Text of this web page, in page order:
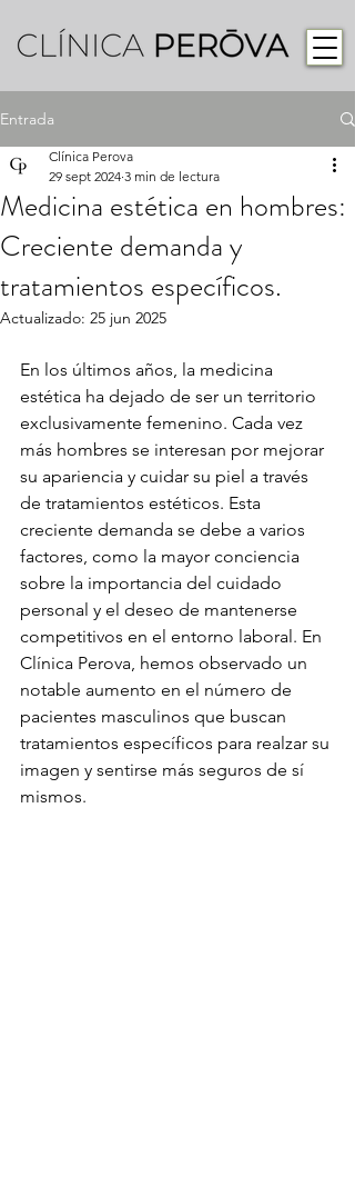
Entrada
Medicina estética en hombres:
Creciente demanda y
tratamientos específicos.
Clínica Perova
29 sept 2024 3 min de lectura
Actualizado: 25 jun 2025
En los últimos años, la medicina
estética ha dejado de ser un territorio
exclusivamente femenino. Cada vez
más hombres se interesan por mejorar
su apariencia y cuidar su piel a través
de tratamientos estéticos. Esta
creciente demanda se debe a varios
factores, como la mayor conciencia
sobre la importancia del cuidado
personal y el deseo de mantenerse
competitivos en el entorno laboral. En
Clínica Perova, hemos observado un
notable aumento en el número de
pacientes masculinos que buscan
tratamientos específicos para realzar su
imagen y sentirse más seguros de sí
mismos.